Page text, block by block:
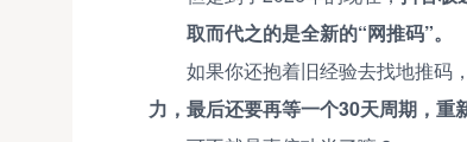
取而代之的是全新的“网推码”。
如果你还抱着旧经验去找地推码
力，最后还要再等一个30天周期，重